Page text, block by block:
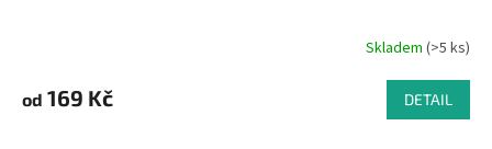
Skladem (>5 ks)
od 169 Kč DETAIL